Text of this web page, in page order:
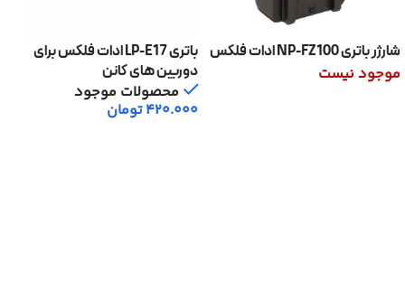
شارژر باتری NP-FZ100 ادات فلکس
موجود نیست
باتری LP-E17 ادات فلکس برای
دوربین های کانن
محصولات موجود
420.000تومان